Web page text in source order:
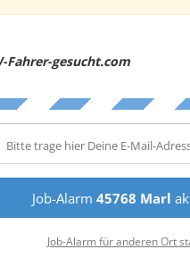
Fahrer-gesucht.com
Job-Alarm 45768 Marl
Job-Alarm für anderen Ort